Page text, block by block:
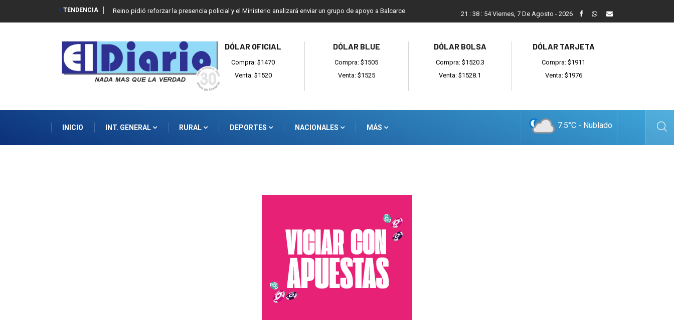
TENDENCIA Reino pidió reforzar la presencia policial y el Ministerio analizará enviar un grupo de apoyo a Balcarce Vecinos, instituciones y concejales se manifestaron contra
21 : 38 : 55 Viernes, 7 De Agosto - 2026
DÓLAR OFICIAL
Compra: $1470
Venta: $1520
DÓLAR BLUE
Compra: $1505
Venta: $1525
DÓLAR BOLSA
Compra: $1520.3
Venta: $1528.1
DÓLAR TARJETA
Compra: $1911
Venta: $1976
INICIO INT. GENERAL RURAL DEPORTES NACIONALES MÁS 7.5°C - Nublado